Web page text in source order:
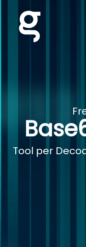
Tool per